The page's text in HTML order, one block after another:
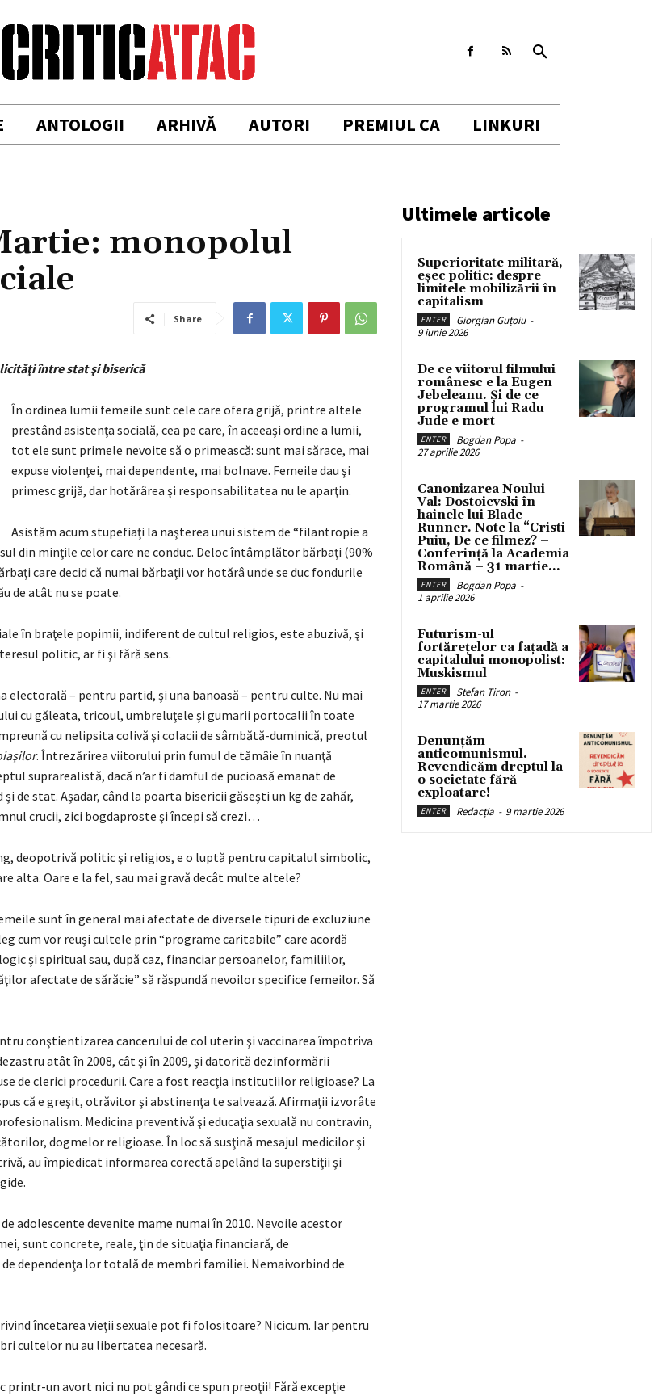
ANTOLOGII ARHIVĂ AUTORI PREMIUL CA LINKURI
monopolul
Share
între stat şi biserică
În ordinea lumii femeile sunt cele care ofera grijă, printre altele
prestând asistenţa socială, cea pe care, în aceeaşi ordine a lumii,
tot ele sunt primele nevoite să o primească: sunt mai sărace, mai
expuse violenţei, mai dependente, mai bolnave. Femeile dau şi
primesc grijă, dar hotărârea şi responsabilitatea nu le aparţin.
Asistăm acum stupefiaţi la naşterea unui sistem de “filantropie a
din minţile celor care ne conduc. Deloc întâmplător bărbaţi (90%
care decid că numai bărbaţii vor hotărâ unde se duc fondurile
de atât nu se poate.
în braţele popimii, indiferent de cultul religios, este abuzivă, şi
politic, ar fi şi fără sens.
electorală – pentru partid, şi una banoasă – pentru culte. Nu mai
cu găleata, tricoul, umbreluţele şi gumarii portocalii în toate
cu nelipsita colivă şi colacii de sâmbătă-duminică, preotul
. Întrezărirea viitorului prin fumul de tămâie în nuanţă
suprarealistă, dacă n’ar fi damful de pucioasă emanat de
de stat. Aşadar, când la poarta bisericii găseşti un kg de zahăr,
crucii, zici bogdaproste şi începi să crezi…
deopotrivă politic şi religios, e o luptă pentru capitalul simbolic,
alta. Oare e la fel, sau mai gravă decât multe altele?
sunt în general mai afectate de diversele tipuri de excluziune
cum vor reuşi cultele prin “programe caritabile” care acordă
şi spiritual sau, după caz, financiar persoanelor, familiilor,
afectate de sărăcie” să răspundă nevoilor specifice femeilor. Să
conştientizarea cancerului de col uterin şi vaccinarea împotriva
atât în 2008, cât şi în 2009, şi datorită dezinformării
de clerici procedurii. Care a fost reacţia institutiilor religioase? La
că e greşit, otrăvitor şi abstinenţa te salvează. Afirmaţii izvorâte
Medicina preventivă şi educaţia sexuală nu contravin,
dogmelor religioase. În loc să susţină mesajul medicilor şi
au împiedicat informarea corectă apelând la superstiţii şi
adolescente devenite mame numai în 2010. Nevoile acestor
sunt concrete, reale, ţin de situaţia financiară, de
dependenţa lor totală de membri familiei. Nemaivorbind de
încetarea vieţii sexuale pot fi folositoare? Nicicum. Iar pentru
cultelor nu au libertatea necesară.
printr-un avort nici nu pot gândi ce spun preoţii! Fără excepţie
Ultimele articole
Superioritate militară,
eșec politic: despre
limitele mobilizării în
capitalism
ENTER Giorgian Guțoiu -
9 iunie 2026
De ce viitorul filmului
românesc e la Eugen
Jebeleanu. Și de ce
programul lui Radu
Jude e mort
ENTER Bogdan Popa -
27 aprilie 2026
Canonizarea Noului
Val: Dostoievski în
hainele lui Blade
Runner. Note la “Cristi
Puiu, De ce filmez? –
Conferință la Academia
Română – 31 martie...
ENTER Bogdan Popa -
1 aprilie 2026
Futurism-ul
fortărețelor ca fațadă a
capitalului monopolist:
Muskismul
ENTER Stefan Tiron -
17 martie 2026
Denunțăm
anticomunismul.
Revendicăm dreptul la
o societate fără
exploatare!
ENTER Redacția - 9 martie 2026